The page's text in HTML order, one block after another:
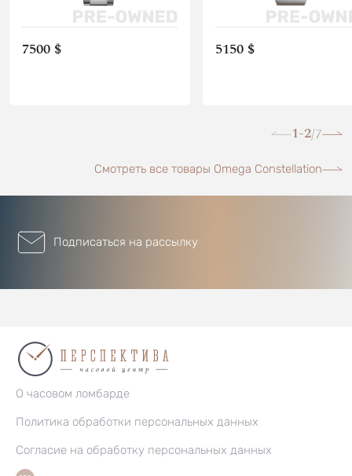
7500 $ 5150 $
1-2/7
Смотреть все товары Omega Constellation
Подписаться на рассылку
О часовом ломбарде
Политика обработки персональных данных
Согласие на обработку персональных данных